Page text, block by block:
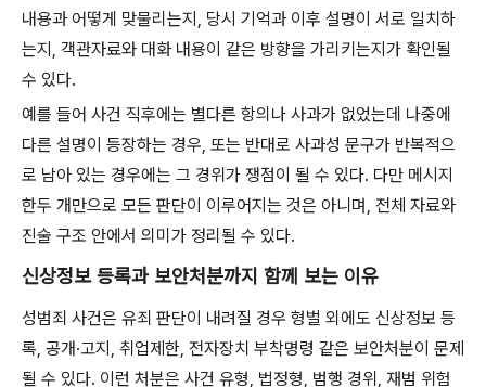
내용과 어떻게 맞물리는지, 당시 기억과 이후 설명이 서로 일치하
는지, 객관자료와 대화 내용이 같은 방향을 가리키는지가 확인될
수 있다.
예를 들어 사건 직후에는 별다른 항의나 사과가 없었는데 나중에
다른 설명이 등장하는 경우, 또는 반대로 사과성 문구가 반복적으
로 남아 있는 경우에는 그 경위가 쟁점이 될 수 있다. 다만 메시지
한두 개만으로 모든 판단이 이루어지는 것은 아니며, 전체 자료와
진술 구조 안에서 의미가 정리될 수 있다.
신상정보 등록과 보안처분까지 함께 보는 이유
성범죄 사건은 유죄 판단이 내려질 경우 형벌 외에도 신상정보 등
록, 공개·고지, 취업제한, 전자장치 부착명령 같은 보안처분이 문제
될 수 있다. 이런 처분은 사건 유형, 법정형, 범행 경위, 재범 위험